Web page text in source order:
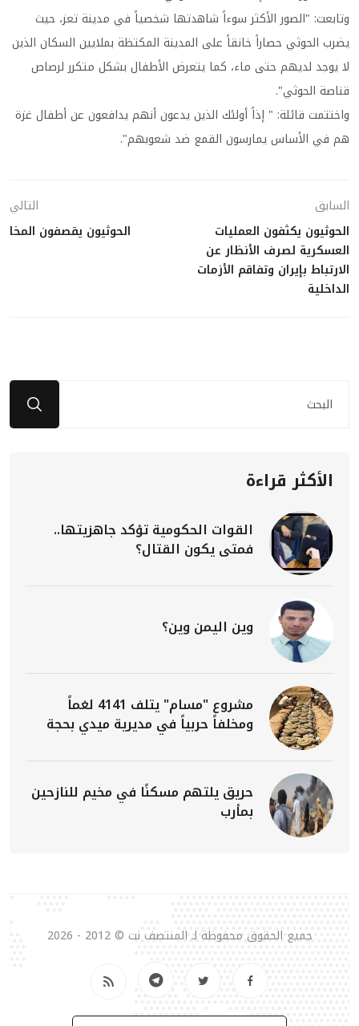
وتابعت: "الصور الأكثر سوءاً شاهدتها شخصياً في مدينة تعز، حيث
يضرب الحوثي حصاراً خانقاً على المدينة المكتظة بملايين السكان الذين
لا يوجد لديهم حتى ماء، كما يتعرض الأطفال بشكل متكرر لرصاص
قناصة الحوثي".
واختتمت قائلة: " إذاً أولئك الذين يدعون أنهم يدافعون عن أطفال غزة
هم في الأساس يمارسون القمع ضد شعوبهم".
السابق
الحوثيون يكثفون العمليات
العسكرية لصرف الأنظار عن
الارتباط بإيران وتفاقم الأزمات
الداخلية
التالي
الحوثيون يقصفون المخا
الأكثر قراءة
القوات الحكومية تؤكد جاهزيتها..
فمتى يكون القتال؟
وين اليمن وين؟
مشروع "مسام" يتلف 4141 لغماً
ومخلفاً حربياً في مديرية ميدي بحجة
حريق يلتهم مسكنًا في مخيم للنازحين
بمأرب
جميع الحقوق محفوظة لـ المنتصف نت © 2012 - 2026